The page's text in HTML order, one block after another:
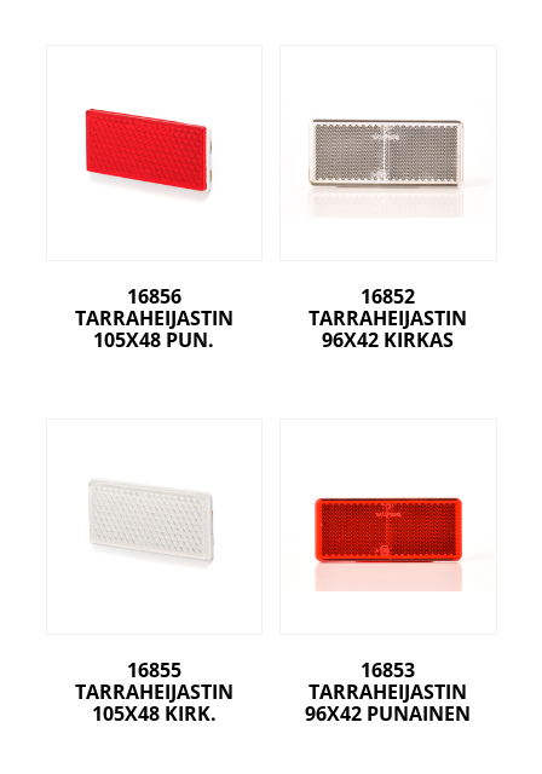
16856
TARRAHEIJASTIN
105X48 PUN.
16852
TARRAHEIJASTIN
96X42 KIRKAS
16855
TARRAHEIJASTIN
105X48 KIRK.
16853
TARRAHEIJASTIN
96X42 PUNAINEN